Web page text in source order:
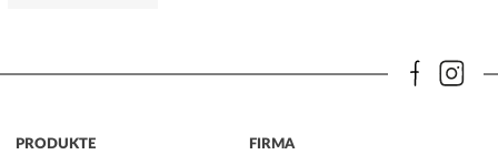
PRODUKTE FIRMA